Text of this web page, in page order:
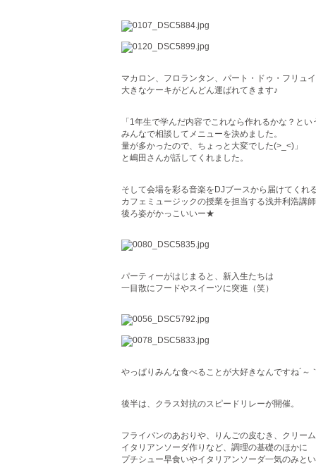
マカロン、フロランタン、パート・ドゥ・フリュ
大きなケーキがどんどん運ばれてきます♪
「1年生で学んだ内容でこれなら作れるかな？とい
みんなで相談してメニューを決めました。
量が多かったので、ちょっと大変でした(>_<)」
と嶋田さんが話してくれました。
そして会場を彩る音楽をDJブースから届けてくれ
カフェミュージックの授業を担当する浅井利浩講師
後ろ姿がかっこいいー★
パーティーがはじまると、新入生たちは
一目散にフードやスイーツに突進（笑）
やっぱりみんな食べることが大好きなんですね´～
後半は、クラス対抗のスピードリレーが開催。
フライパンのあおりや、りんごの皮むき、クリー
イタリアンソーダ作りなど、調理の基礎のほかに
プチシュー早食いやイタリアンソーダ一気のみと